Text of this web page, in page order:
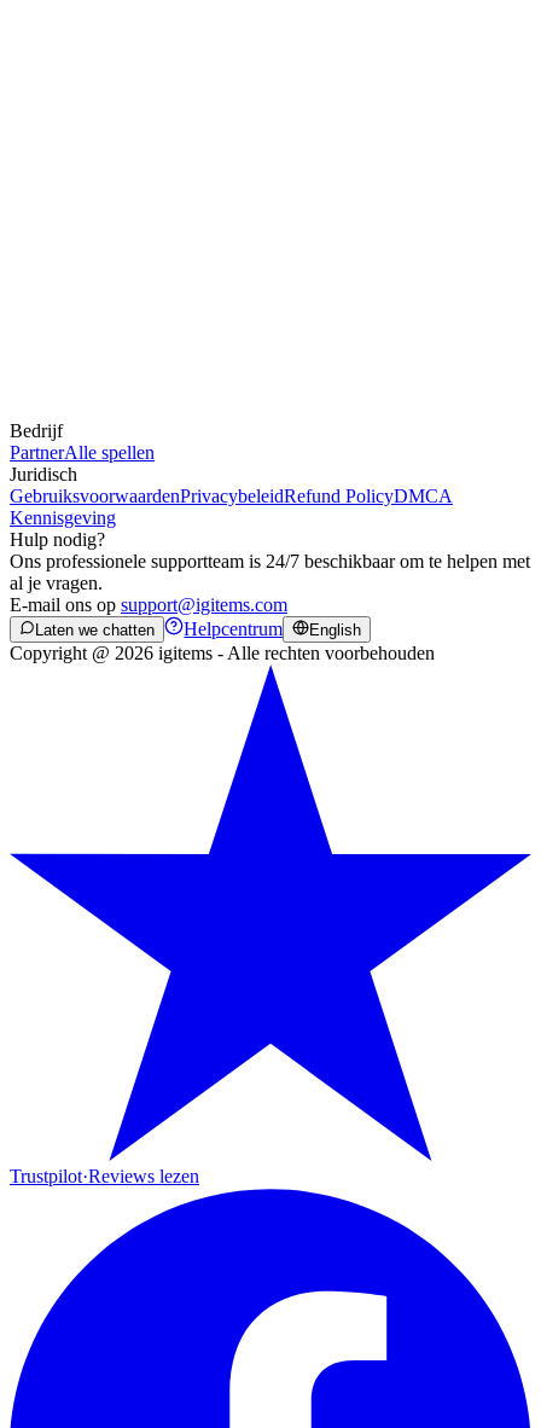
Bedrijf
PartnerAlle spellen
Juridisch
GebruiksvoorwaardenPrivacybeleidRefund PolicyDMCA
Kennisgeving
Hulp nodig?
Ons professionele supportteam is 24/7 beschikbaar om te helpen met
al je vragen.
E-mail ons op support@igitems.com
Laten we chatten Helpcentrum English
Copyright @ 2026 igitems - Alle rechten voorbehouden
Trustpilot·Reviews lezen